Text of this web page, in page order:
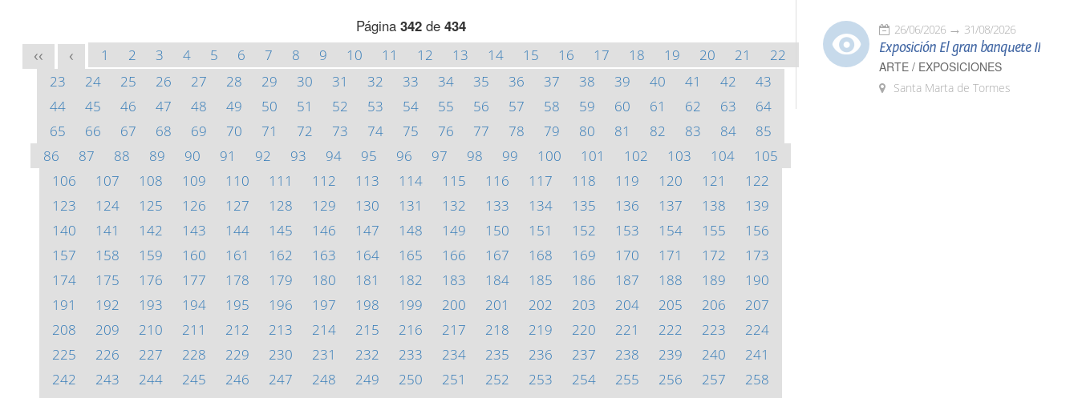
Página 342de 434
<< < 1 2 3 4 5 6 7 8 9 10 11 12 13 14 15 16 17 18 19 20 21
22
23
24 25 26 27 28 29 30 31 32 33 34 35 36 37 38 39 40 41 42
43
44
45 46 47 48 49 50 51 52 53 54 55 56 57 58 59 60 61 62 63
64
65
66 67 68 69 70 71 72 73 74 75 76 77 78 79 80 81 82 83 84
85
86
87 88 89 90 91 92 93 94 95 96 97 98 99 100 101 102 103 104
105
106
107 108 109 110 111 112 113 114 115 116 117 118 119 120 121
122
123
124 125 126 127 128 129 130 131 132 133 134 135 136 137 138
139
140
141 142 143 144 145 146 147 148 149 150 151 152 153 154 155
156
157
158 159 160 161 162 163 164 165 166 167 168 169 170 171 172
173
174
175 176 177 178 179 180 181 182 183 184 185 186 187 188 189
190
191
192 193 194 195 196 197 198 199 200 201 202 203 204 205 206
207
208
209 210 211 212 213 214 215 216 217 218 219 220 221 222 223
224
225
226 227 228 229 230 231 232 233 234 235 236 237 238 239 240
241
242
243 244 245 246 247 248 249 250 251 252 253 254 255 256 257
258
26/06/2026 31/08/2026
Exposición El gran banquete II
ARTE / EXPOSICIONES
Santa Marta de Tormes